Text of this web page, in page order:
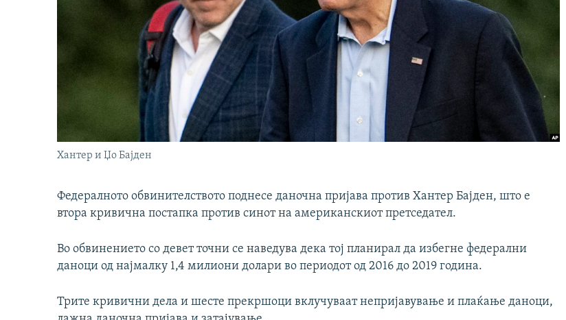
Хантер и Џо Бајден
Федералното обвинителството поднесе даночна пријава против Хантер Бајден, што е
втора кривична постапка против синот на американскиот претседател.
Во обвинението со девет точни се наведува дека тој планирал да избегне федерални
даноци од најмалку 1,4 милиони долари во периодот од 2016 до 2019 година.
Трите кривични дела и шесте прекршоци вклучуваат непријавување и плаќање даноци,